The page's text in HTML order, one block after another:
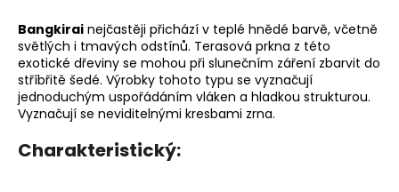
Bangkirai nejčastěji přichází v teplé hnědé barvě, včetně
světlých i tmavých odstínů. Terasová prkna z této
exotické dřeviny se mohou při slunečním záření zbarvit do
stříbřitě šedé. Výrobky tohoto typu se vyznačují
jednoduchým uspořádáním vláken a hladkou strukturou.
Vyznačují se neviditelnými kresbami zrna.
Charakteristický: